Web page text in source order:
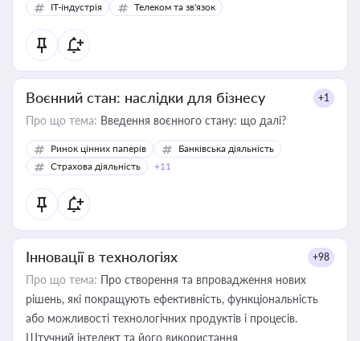
IT-індустрія Телеком та зв'язок
Воєнний стан: наслідки для бізнесу +1
Про що тема: Введення воєнного стану: що далі?
Ринок цінних паперів
Банківська діяльність
Страхова діяльність
+11
Інновації в технологіях +98
Про що тема: Про створення та впровадження нових
рішень, які покращують ефективність, функціональність
або можливості технологічних продуктів і процесів.
Штучний інтелект та його використання